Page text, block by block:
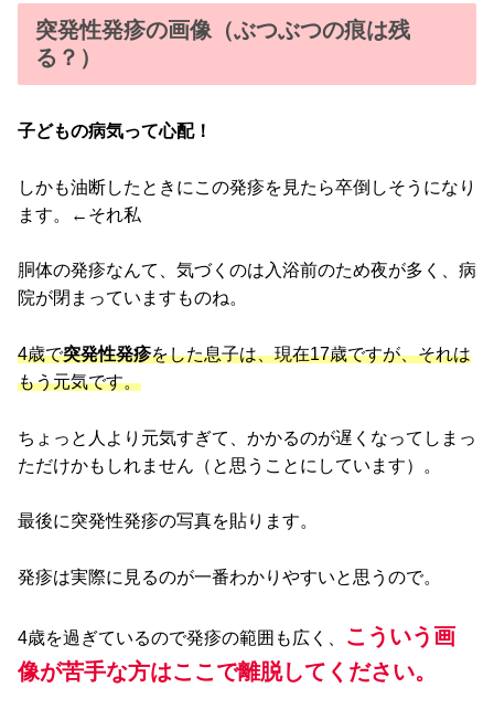
突発性発疹の画像（ぶつぶつの痕は残
る？）
子どもの病気って心配！
しかも油断したときにこの発疹を見たら卒倒しそうになり
ます。←それ私
胴体の発疹なんて、気づくのは入浴前のため夜が多く、病
院が閉まっていますものね。
4歳で突発性発疹をした息子は、現在17歳ですが、それは
もう元気です。
ちょっと人より元気すぎて、かかるのが遅くなってしまっ
ただけかもしれません（と思うことにしています）。
最後に突発性発疹の写真を貼ります。
発疹は実際に見るのが一番わかりやすいと思うので。
4歳を過ぎているので発疹の範囲も広く、
こういう画
像が苦手な方はここで離脱してください。